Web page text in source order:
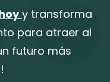
y transforma
para atraer al
futuro más